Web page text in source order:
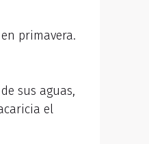
primavera.
sus aguas,
el